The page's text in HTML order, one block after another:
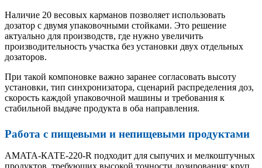
Наличие 20 весовых карманов позволяет использовать
дозатор с двумя упаковочными стойками. Это решение
актуально для производств, где нужно увеличить
производительность участка без установки двух отдельных
дозаторов.
При такой компоновке важно заранее согласовать высоту
установки, тип синхронизатора, сценарий распределения доз,
скорость каждой упаковочной машины и требования к
стабильной выдаче продукта в оба направления.
Работа с пищевыми и непищевыми продуктами
AMATA-КАТЕ-220-R подходит для сыпучих и мелкоштучных
продуктов, требующих высокой точности дозирования: круп,